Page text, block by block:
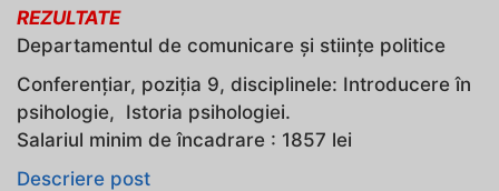
REZULTATE
Departamentul de comunicare și stiințe politice
Conferenţiar, poziţia 9, disciplinele: Introducere în
psihologie, Istoria psihologiei.
Salariul minim de încadrare : 1857 lei
Descriere post